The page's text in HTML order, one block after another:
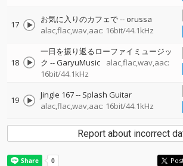
17 お気に入りのカフェで-- orussa
alac,flac,wav,aac: 16bit/44.1kHz
18
一日を振り返るローファイミュージッ
ク --GaryuMusic
alac,flac,wav,aac:
16bit/44.1kHz
19 Jingle 167-- Splash Guitar
alac,flac,wav,aac: 16bit/44.1kHz
Report about incorrect